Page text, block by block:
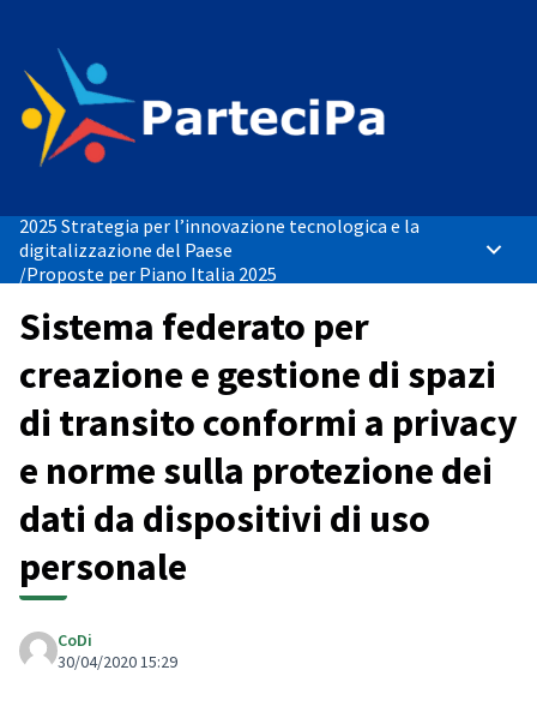
2025 Strategia per l’innovazione tecnologica e la
digitalizzazione del Paese
/Proposte per Piano Italia 2025
Sistema federato per
creazione e gestione di spazi
di transito conformi a privacy
e norme sulla protezione dei
dati da dispositivi di uso
personale
CoDi
30/04/2020 15:29